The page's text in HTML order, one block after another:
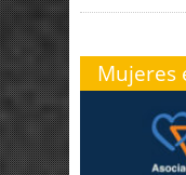
Mujeres